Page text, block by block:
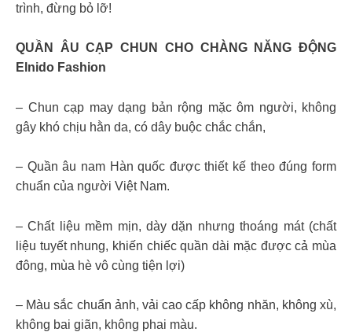
trình, đừng bỏ lỡ!
QUẦN ÂU CẠP CHUN CHO CHÀNG NĂNG ĐỘNG
Elnido Fashion
– Chun cạp may dạng bản rộng mặc ôm người, không
gây khó chịu hằn da, có dây buộc chắc chắn,
– Quần âu nam Hàn quốc được thiết kế theo đúng form
chuẩn của người Việt Nam.
– Chất liệu mềm mịn, dày dặn nhưng thoáng mát (chất
liệu tuyết nhung, khiến chiếc quần dài mặc được cả mùa
đông, mùa hè vô cùng tiện lợi)
– Màu sắc chuẩn ảnh, vải cao cấp không nhăn, không xù,
không bai giãn, không phai màu.